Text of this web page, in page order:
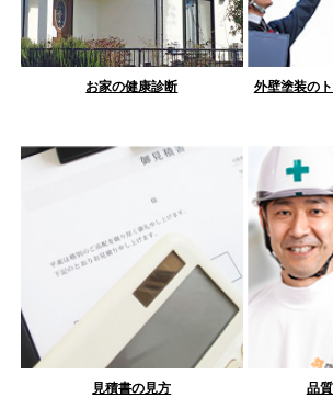
お家の健康診断
外壁塗装の
見積書の見方 品